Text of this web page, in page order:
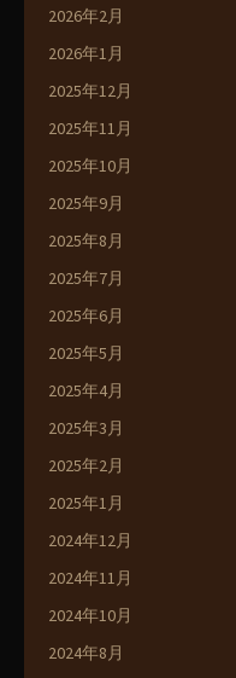
2026年2月
2026年1月
2025年12月
2025年11月
2025年10月
2025年9月
2025年8月
2025年7月
2025年6月
2025年5月
2025年4月
2025年3月
2025年2月
2025年1月
2024年12月
2024年11月
2024年10月
2024年8月